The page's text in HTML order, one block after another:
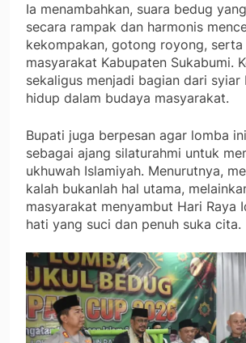
Ia menambahkan, suara bedug
secara rampak dan harmonis
kekompakan, gotong royong, serta
masyarakat Kabupaten Sukabumi.
sekaligus menjadi bagian dari syiar
hidup dalam budaya masyarakat.
Bupati juga berpesan agar lomba
sebagai ajang silaturahmi untuk
ukhuwah Islamiyah. Menurutnya,
kalah bukanlah hal utama,
masyarakat menyambut Hari Raya
hati yang suci dan penuh suka cita.